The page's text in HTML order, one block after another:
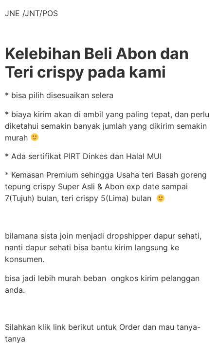
JNE /JNT/POS
Kelebihan Beli Abon dan
Teri crispy pada kami
* bisa pilih disesuaikan selera
* biaya kirim akan di ambil yang paling tepat, dan perlu
diketahui semakin banyak jumlah yang dikirim semakin
murah
* Ada sertifikat PIRT Dinkes dan Halal MUI
* Kemasan Premium sehingga Usaha teri Basah goreng
tepung crispy Super Asli & Abon exp date sampai
7(Tujuh) bulan, teri crispy 5(Lima) bulan
bilamana sista join menjadi dropshipper dapur sehati,
nanti dapur sehati bisa bantu kirim langsung ke
konsumen.
bisa jadi lebih murah beban ongkos kirim pelanggan
anda.
Silahkan klik link berikut untuk Order dan mau tanya-
tanya